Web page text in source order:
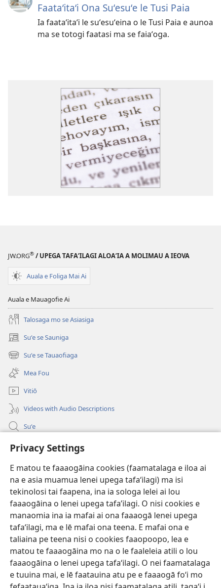
Privacy Settings
E matou te faaaogāina cookies (faamatalaga e iloa ai
na e asia muamua lenei upega tafaʻilagi) ma isi
tekinolosi tai faapena, ina ia sologa lelei ai lou
faaaogāina o lenei upega tafa’ilagi. O nisi cookies e
manaomia ina ia mafai ai ona faaaogā lenei upega
tafaʻilagi, ma e lē mafai ona teena. E mafai ona e
taliaina pe teena nisi o cookies faaopoopo, lea e
matou te faaaogāina mo na o le faaleleia atili o lou
faaaogāina o lenei upega tafaʻilagi. O nei faamatalaga
e tuuina mai, e lē faatauina atu pe e faaaogā foʻi mo
Faataʻitaʻi Ona Suʻesuʻe le Tusi Paia
Ia faataʻitaʻi le suʻesuʻeina o le Tusi Paia e aunoa
ma se totogi faatasi ma se faiaʻoga.
JW.ORG® / UPEGA TAFA‘ILAGI ALOA‘IA A MOLIMAU A IEOVA
Auala e Foliga Mai Ai
Auala e Mauagofie Ai
Talosaga mo se Asiasiga
Suʻe se Sauniga
(tatala
se
isi
polokalame)
Suʻe se Tauaofiaga
(tatala
se
isi
polokalame)
Mea Fou
Vitiō
Videos with Audio Descriptions
Suʻe
Faamatalaga mo Ofisa o le Malo
(tatala
se
polokalame)
Lomiga Faale-Tusi Paia I LE INITANETI™
(tatala
se
isi
polokalame)
JW Hub
(tatala
se
isi
polokalame)
App o le JW Library